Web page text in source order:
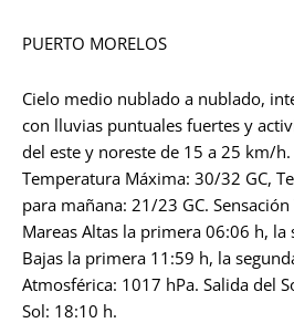
PUERTO MORELOS
Cielo medio nublado a nublado,
con lluvias puntuales fuertes y
del este y noreste de 15 a 25 km/
Temperatura Máxima: 30/32 GC,
para mañana: 21/23 GC.
Mareas Altas la primera 06:06 h, la
Bajas la primera 11:59 h, la
Atmosférica: 1017 hPa. Salida del
Sol: 18:10 h.